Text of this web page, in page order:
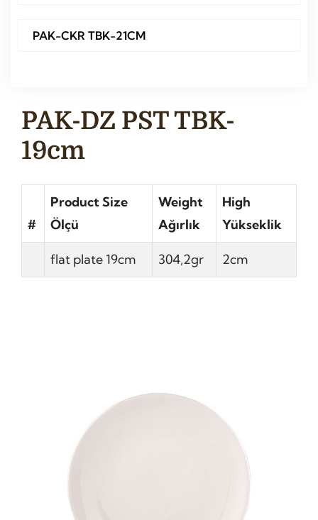
PAK-CKR TBK-21CM
PAK-DZ PST TBK-
19cm
#
Product Size
Ölçü
Weight
Ağırlık
High
Yükseklik
flat plate 19cm 304,2gr 2cm